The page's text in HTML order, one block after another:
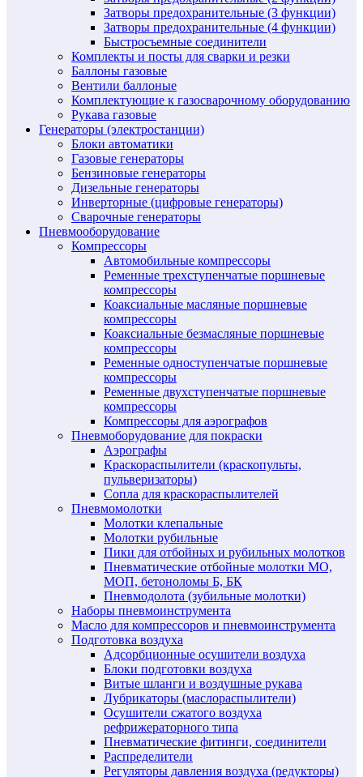
Затворы предохранительные (3 функции)
Затворы предохранительные (4 функции)
Быстросъемные соединители
Комплекты и посты для сварки и резки
Баллоны газовые
Вентили баллоные
Комплектующие к газосварочному оборудованию
Рукава газовые
Генераторы (электростанции)
Блоки автоматики
Газовые генераторы
Бензиновые генераторы
Дизельные генераторы
Инверторные (цифровые генераторы)
Сварочные генераторы
Пневмооборудование
Компрессоры
Автомобильные компрессоры
Ременные трехступенчатые поршневые
компрессоры
Коаксиальные масляные поршневые
компрессоры
Коаксиальные безмасляные поршневые
компрессоры
Ременные одноступенчатые поршневые
компрессоры
Ременные двухступенчатые поршневые
компрессоры
Компрессоры для аэрографов
Пневмоборудование для покраски
Аэрографы
Краскораспылители (краскопульты,
пульверизаторы)
Сопла для краскораспылителей
Пневмомолотки
Молотки клепальные
Молотки рубильные
Пики для отбойных и рубильных молотков
Пневматические отбойные молотки МО,
МОП, бетоноломы Б, БК
Пневмодолота (зубильные молотки)
Наборы пневмоинструмента
Масло для компрессоров и пневмоинструмента
Подготовка воздуха
Адсорбционные осушители воздуха
Блоки подготовки воздуха
Витые шланги и воздушные рукава
Лубрикаторы (маслораспылители)
Осушители сжатого воздуха
рефрижераторного типа
Пневматические фитинги, соединители
Распределители
Регуляторы давления воздуха (редукторы)